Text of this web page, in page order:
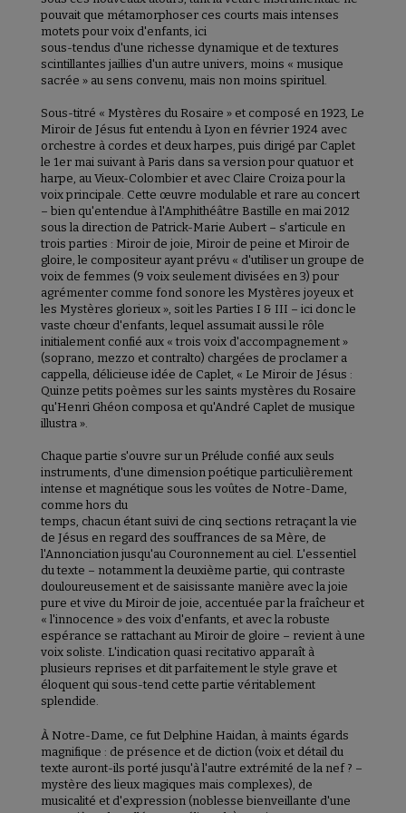
pouvait que métamorphoser ces courts mais intenses
motets pour voix d'enfants, ici
sous-tendus d'une richesse dynamique et de textures
scintillantes jaillies d'un autre univers, moins « musique
sacrée » au sens convenu, mais non moins spirituel.
Sous-titré « Mystères du Rosaire » et composé en 1923, Le
Miroir de Jésus fut entendu à Lyon en février 1924 avec
orchestre à cordes et deux harpes, puis dirigé par Caplet
le 1er mai suivant à Paris dans sa version pour quatuor et
harpe, au Vieux-Colombier et avec Claire Croiza pour la
voix principale. Cette œuvre modulable et rare au concert
– bien qu'entendue à l'Amphithéâtre Bastille en mai 2012
sous la direction de Patrick-Marie Aubert – s'articule en
trois parties : Miroir de joie, Miroir de peine et Miroir de
gloire, le compositeur ayant prévu « d'utiliser un groupe de
voix de femmes (9 voix seulement divisées en 3) pour
agrémenter comme fond sonore les Mystères joyeux et
les Mystères glorieux », soit les Parties I & III – ici donc le
vaste chœur d'enfants, lequel assumait aussi le rôle
initialement confié aux « trois voix d'accompagnement »
(soprano, mezzo et contralto) chargées de proclamer a
cappella, délicieuse idée de Caplet, « Le Miroir de Jésus :
Quinze petits poèmes sur les saints mystères du Rosaire
qu'Henri Ghéon composa et qu'André Caplet de musique
illustra ».
Chaque partie s'ouvre sur un Prélude confié aux seuls
instruments, d'une dimension poétique particulièrement
intense et magnétique sous les voûtes de Notre-Dame,
comme hors du
temps, chacun étant suivi de cinq sections retraçant la vie
de Jésus en regard des souffrances de sa Mère, de
l'Annonciation jusqu'au Couronnement au ciel. L'essentiel
du texte – notamment la deuxième partie, qui contraste
douloureusement et de saisissante manière avec la joie
pure et vive du Miroir de joie, accentuée par la fraîcheur et
« l'innocence » des voix d'enfants, et avec la robuste
espérance se rattachant au Miroir de gloire – revient à une
voix soliste. L'indication quasi recitativo apparaît à
plusieurs reprises et dit parfaitement le style grave et
éloquent qui sous-tend cette partie véritablement
splendide.
À Notre-Dame, ce fut Delphine Haidan, à maints égards
magnifique : de présence et de diction (voix et détail du
texte auront-ils porté jusqu'à l'autre extrémité de la nef ? –
mystère des lieux magiques mais complexes), de
musicalité et d'expression (noblesse bienveillante d'une